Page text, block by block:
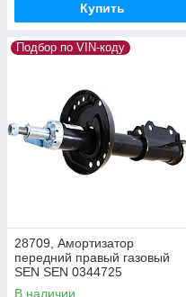
Купить
Подбор по VIN-коду
28709, Амортизатор
передний правый газовый
SEN SEN 0344725
В наличии